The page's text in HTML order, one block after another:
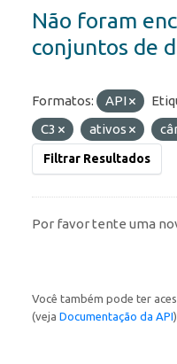
Não foram
conjuntos de
Formatos: API
C3
ativos
Filtrar Resultados
Por favor tente uma
Você também pode ter
(veja Documentação da API